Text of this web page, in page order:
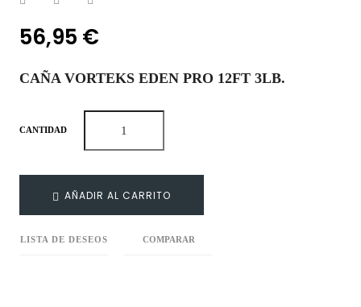
56,95 €
CAÑA VORTEKS EDEN PRO 12FT 3LB.
CANTIDAD
AÑADIR AL CARRITO
LISTA DE DESEOS COMPARAR